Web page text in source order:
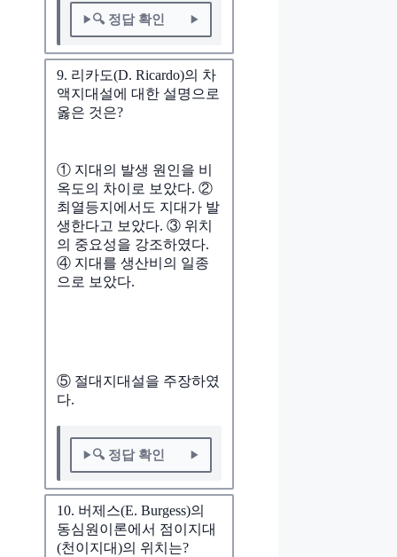
🔍 정답 확인
9. 리카도(D. Ricardo)의 차
액지대설에 대한 설명으로
옳은 것은?
① 지대의 발생 원인을 비
옥도의 차이로 보았다. ②
최열등지에서도 지대가 발
생한다고 보았다. ③ 위치
의 중요성을 강조하였다.
④ 지대를 생산비의 일종
으로 보았다.
⑤ 절대지대설을 주장하였
다.
🔍 정답 확인
10. 버제스(E. Burgess)의
동심원이론에서 점이지대
(천이지대)의 위치는?